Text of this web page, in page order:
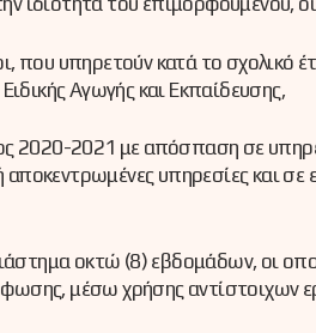
που υπηρετούν κατά το σχολικό
Αγωγής και Εκπαίδευσης,
2020-2021 με απόσπαση σε
αποκεντρωμένες υπηρεσίες και
οκτώ (8) εβδομάδων, οι
μέσω χρήσης αντίστοιχων